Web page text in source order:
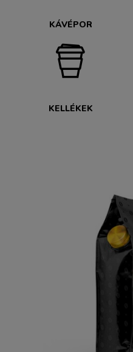
KÁVÉPOR
KELLÉKEK